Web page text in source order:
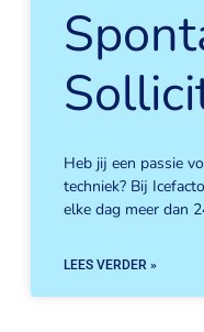
Heb jij een passie
techniek? Bij
elke dag meer dan
LEES VERDER »